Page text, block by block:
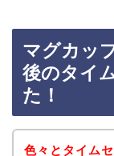
マグカッ
後のタイ
た！
色々とタイム